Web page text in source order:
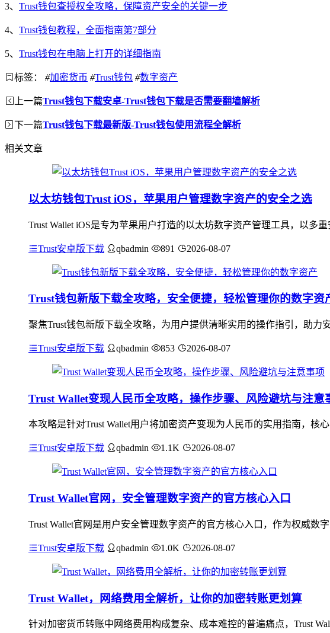
3、 Trust钱包查授权全攻略，保障资产安全的关键一步
4、 Trust钱包教程，全面指南第7部分
5、 Trust钱包在电脑上打开的详细指南
标签： #加密货币 #Trust钱包 #数字资产
上一篇Trust钱包下载安卓-Trust钱包下载是否需要翻墙解析
下一篇Trust钱包下载最新版-Trust钱包使用流程全解析
相关文章
以太坊钱包Trust iOS，苹果用户管理数字资产的安全之选
Trust Wallet iOS是专为苹果用户打造的以太坊数字资产管理工具，以
Trust安卓版下载 qbadmin 891 2026-08-07
Trust钱包新版下载全攻略，安全便捷，轻松管理你的数字资
聚焦Trust钱包新版下载全攻略，为用户提供清晰实用的操作指引，助
Trust安卓版下载 qbadmin 853 2026-08-07
Trust Wallet变现人民币全攻略，操作步骤、风险避坑与注意
本攻略是针对Trust Wallet用户将加密资产变现为人民币的实用指南，
Trust安卓版下载 qbadmin 1.1K 2026-08-07
Trust Wallet官网，安全管理数字资产的官方核心入口
Trust Wallet官网是用户安全管理数字资产的官方核心入口，作为权威
Trust安卓版下载 qbadmin 1.0K 2026-08-07
Trust Wallet，网络费用全解析，让你的加密转账更划算
针对加密货币转账中网络费用构成复杂、成本难控的普遍痛点，Trust